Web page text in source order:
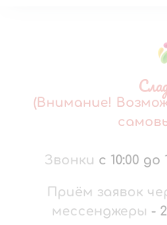
(Внимание!
Звонки с 10:00 до
Приём заявок
мессенджеры -